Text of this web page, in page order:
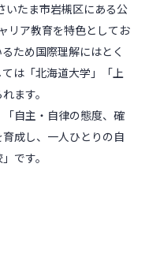
いたま市岩槻区にある公
リア教育を特色としてお
ため国際理解にはとく
は「北海道大学」「上
ます。
自主・自律の態度、確
成し、一人ひとりの自
です。